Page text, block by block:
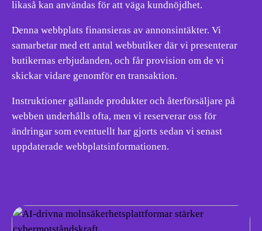
likaså kan användas för att väga kundnöjdhet.
Denna webbplats finansieras av annonsintäkter. Vi
samarbetar med ett antal webbutiker där vi presenterar
butikernas erbjudanden, och får provision om de vi
skickar vidare genomför en transaktion.
Instruktioner gällande produkter och återförsäljare på
webben underhålls ofta, men vi reserverar oss för
ändringar som eventuellt har gjorts sedan vi senast
uppdaterade webbplatsinformationen.